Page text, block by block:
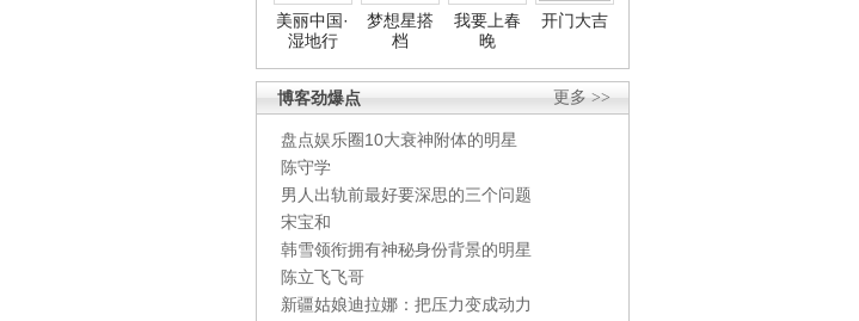
美丽中国·
湿地行
梦想星搭
档
我要上春
晚
开门大吉
更多 >>
博客劲爆点
盘点娱乐圈10大衰神附体的明星
陈守学
男人出轨前最好要深思的三个问题
宋宝和
韩雪领衔拥有神秘身份背景的明星
陈立飞飞哥
新疆姑娘迪拉娜：把压力变成动力